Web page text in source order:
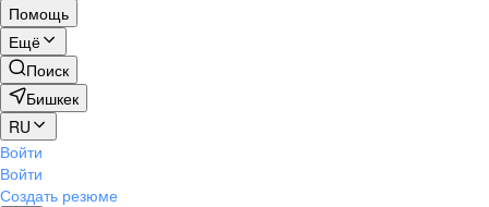
Помощь
Ещё
Поиск
Бишкек
RU
Войти
Войти
Создать резюме